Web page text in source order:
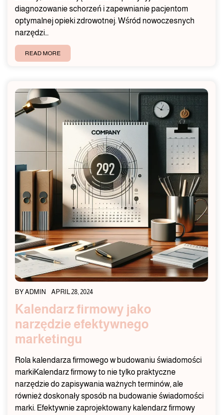
diagnozowanie schorzeń i zapewnianie pacjentom
optymalnej opieki zdrowotnej. Wśród nowoczesnych
narzędzi…
READ MORE
BYADMIN APRIL 28, 2024
Kalendarz firmowy jako
narzędzie efektywnego
marketingu
Rola kalendarza firmowego w budowaniu świadomości
markiKalendarz firmowy to nie tylko praktyczne
narzędzie do zapisywania ważnych terminów, ale
również doskonały sposób na budowanie świadomości
marki. Efektywnie zaprojektowany kalendarz firmowy